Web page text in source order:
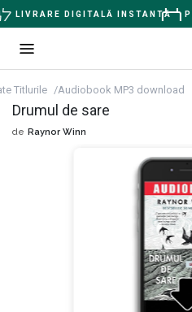
LIVRARE DIGITALĂ INSTANTĂ
Titlurile Audiobook MP3 download
Drumul de sare
de Raynor Winn